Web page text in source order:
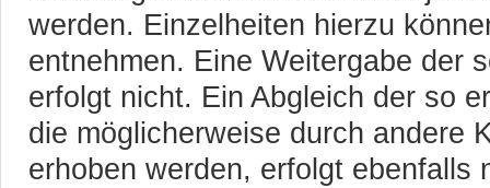
werden. Einzelheiten hierzu
entnehmen. Eine Weitergabe der
erfolgt nicht. Ein Abgleich der so
die möglicherweise durch andere
erhoben werden, erfolgt ebenfalls